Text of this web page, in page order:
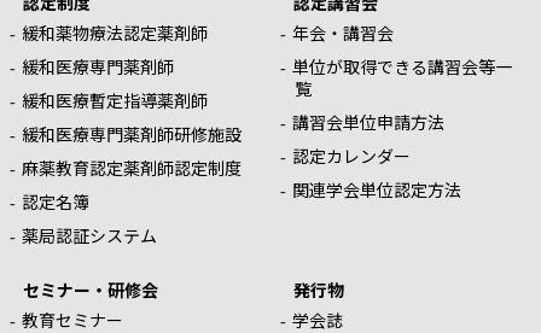
緩和薬物療法認定薬剤師
緩和医療専門薬剤師
緩和医療暫定指導薬剤師
緩和医療専門薬剤師研修施設
麻薬教育認定薬剤師認定制度
認定名簿
薬局認証システム
年会・講習会
単位が取得できる講習会等一
覧
講習会単位申請方法
認定カレンダー
関連学会単位認定方法
セミナー・研修会
教育セミナー
発行物
学会誌